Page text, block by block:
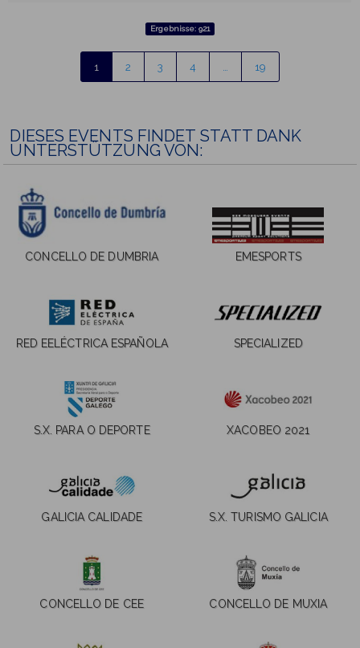
Ergebnisse: 921
1 2 3 4 19
DIESES EVENTS FINDET STATT DANK
UNTERSTÜTZUNG VON:
CONCELLO DE DUMBRIA EMESPORTS
RED EELÉCTRICA ESPAÑOLA SPECIALIZED
S.X. PARA O DEPORTE XACOBEO 2021
GALICIA CALIDADE S.X. TURISMO GALICIA
CONCELLO DE CEE CONCELLO DE MUXIA